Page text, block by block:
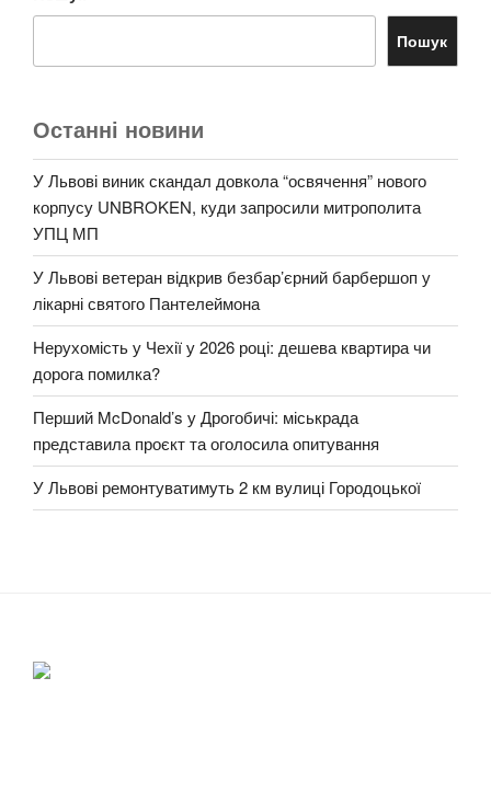
Пошук
Останні новини
У Львові виник скандал довкола “освячення” нового
корпусу UNBROKEN, куди запросили митрополита
УПЦ МП
У Львові ветеран відкрив безбар’єрний барбершоп у
лікарні святого Пантелеймона
Нерухомість у Чехії у 2026 році: дешева квартира чи
дорога помилка?
Перший McDonald’s у Дрогобичі: міськрада
представила проєкт та оголосила опитування
У Львові ремонтуватимуть 2 км вулиці Городоцької